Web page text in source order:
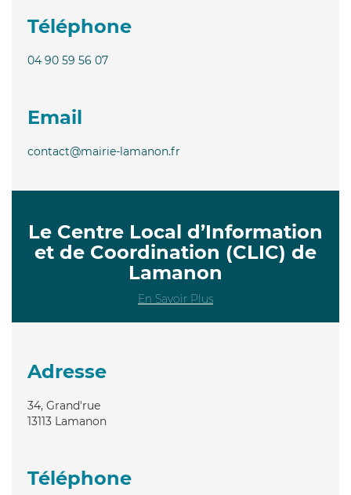
Téléphone
04 90 59 56 07
Email
contact@mairie-lamanon.fr
Le Centre Local d’Information
et de Coordination (CLIC) de
Lamanon
En Savoir Plus
Adresse
34, Grand'rue
13113 Lamanon
Téléphone